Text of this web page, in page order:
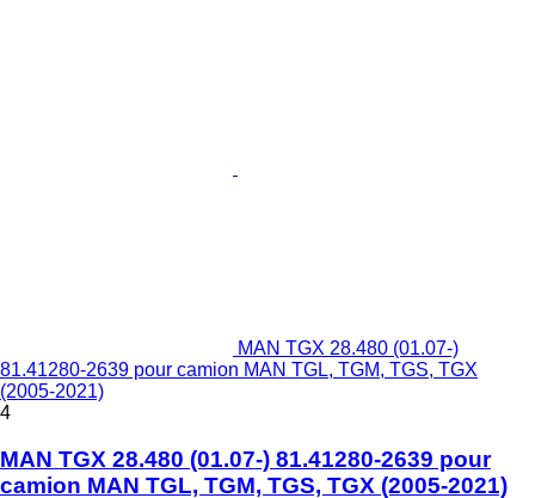
MAN TGX 28.480 (01.07-)
81.41280-2639 pour camion MAN TGL, TGM, TGS, TGX
(2005-2021)
4
MAN TGX 28.480 (01.07-) 81.41280-2639 pour
camion MAN TGL, TGM, TGS, TGX (2005-2021)